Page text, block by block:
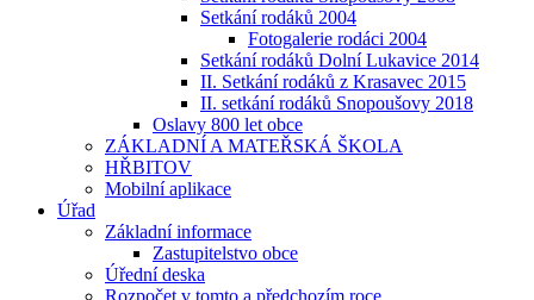
Setkání rodáků 2004
Fotogalerie rodáci 2004
Setkání rodáků Dolní Lukavice 2014
II. Setkání rodáků z Krasavec 2015
II. setkání rodáků Snopoušovy 2018
Oslavy 800 let obce
ZÁKLADNÍ A MATEŘSKÁ ŠKOLA
HŘBITOV
Mobilní aplikace
Úřad
Základní informace
Zastupitelstvo obce
Úřední deska
Rozpočet v tomto a předchozím roce